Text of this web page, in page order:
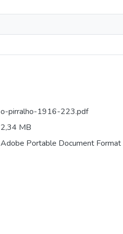
o-pirralho-1916-223.pdf
2,34 MB
Adobe Portable Document Format